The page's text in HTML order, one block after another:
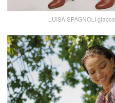
LUISA SPAGNOLI